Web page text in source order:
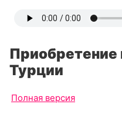
Турции
Полная версия